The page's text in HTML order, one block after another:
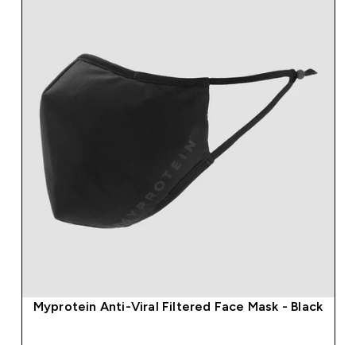
Myprotein Anti-Viral Filtered Face Mask - Black